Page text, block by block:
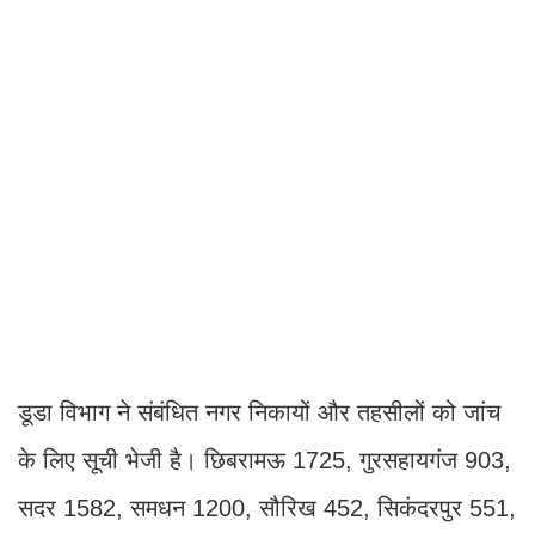
डूडा विभाग ने संबंधित नगर निकायों और तहसीलों को जांच
के लिए सूची भेजी है। छिबरामऊ 1725, गुरसहायगंज 903,
सदर 1582, समधन 1200, सौरिख 452, सिकंदरपुर 551,